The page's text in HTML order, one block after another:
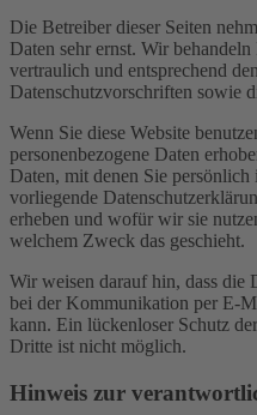
Die Betreiber dieser Seiten
Daten sehr ernst. Wir
vertraulich und entsprechend
Datenschutzvorschriften sowie
Wenn Sie diese Website
personenbezogene Daten
Daten, mit denen Sie
vorliegende
erheben und wofür wir sie
welchem Zweck das geschieht.
Wir weisen darauf hin, dass die
bei der Kommunikation per E-
kann. Ein lückenloser Schutz
Dritte ist nicht möglich.
Hinweis zur